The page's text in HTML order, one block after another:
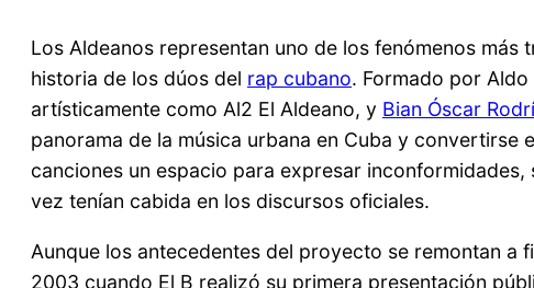
Los Aldeanos representan uno de los fenómenos
historia de los dúos del rap cubano. Formado por
artísticamente como Al2 El Aldeano, y Bian Óscar
panorama de la música urbana en Cuba y convertirse
canciones un espacio para expresar
vez tenían cabida en los discursos oficiales.
Aunque los antecedentes del proyecto se remontan a
2003 cuando El B realizó su primera presentación